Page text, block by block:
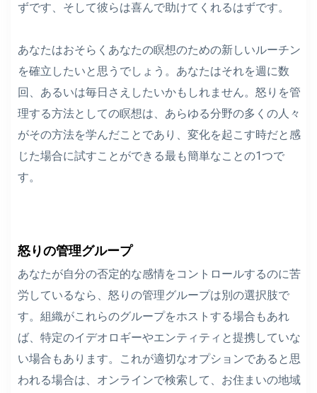
ずです、そして彼らは喜んで助けてくれるはずです。
あなたはおそらくあなたの瞑想のための新しいルーチン
を確立したいと思うでしょう。あなたはそれを週に数
回、あるいは毎日さえしたいかもしれません。怒りを管
理する方法としての瞑想は、あらゆる分野の多くの人々
がその方法を学んだことであり、変化を起こす時だと感
じた場合に試すことができる最も簡単なことの1つで
す。
怒りの管理グループ
あなたが自分の否定的な感情をコントロールするのに苦
労しているなら、怒りの管理グループは別の選択肢で
す。組織がこれらのグループをホストする場合もあれ
ば、特定のイデオロギーやエンティティと提携していな
い場合もあります。これが適切なオプションであると思
われる場合は、オンラインで検索して、お住まいの地域